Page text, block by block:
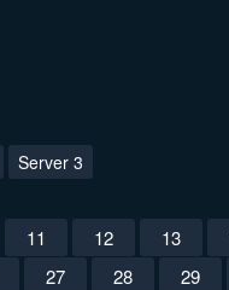
Server 3
11 12 13
27 28 29